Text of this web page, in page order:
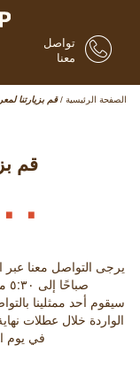
تواصل
معنا
الصفحة الرئيسية / قم بزيارتنا
قم
صباحًا إلى ٥:۳۰ مساءً)، أو بدلاً من ذلك تعبئة النموذج أدناه.
سيقوم أحد ممثلينا
الواردة خلال عطلات
في يوم